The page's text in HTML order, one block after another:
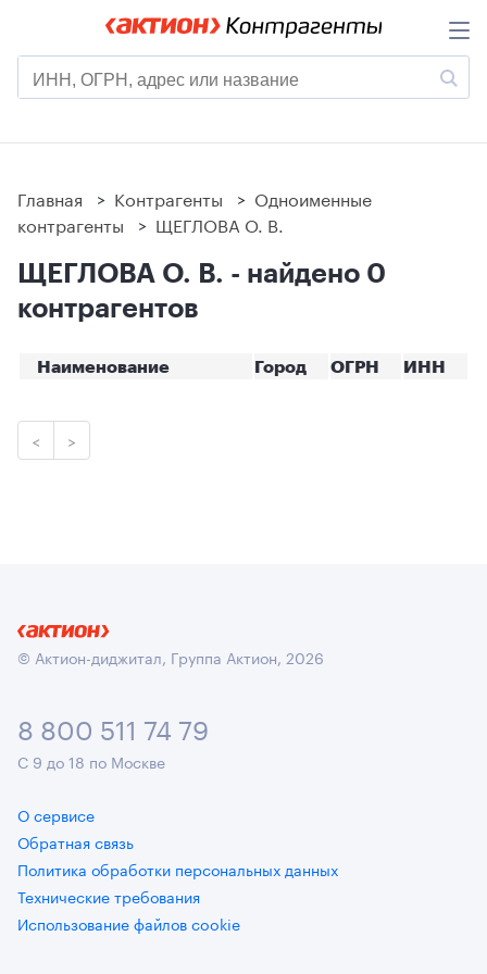
Главная > Контрагенты > Одноименные
контрагенты > ЩЕГЛОВА О. В.
ЩЕГЛОВА О. В. - найдено 0
контрагентов
Наименование Город ОГРН ИНН
< >
© Актион-диджитал, Группа Актион, 2026
8 800 511 74 79
С 9 до 18 по Москве
О сервисе
Обратная связь
Политика обработки персональных данных
Технические требования
Использование файлов cookie